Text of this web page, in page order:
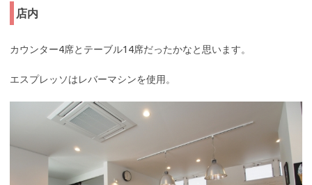
店内
カウンター4席とテーブル14席だったかなと思います。
エスプレッソはレバーマシンを使用。